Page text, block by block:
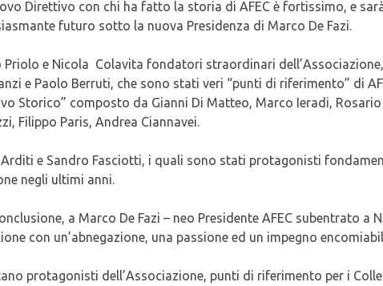
Direttivo con chi ha fatto la storia di AFEC è fortissimo, e
futuro sotto la nuova Presidenza di Marco De Fazi.
Priolo e Nicola Colavita fondatori straordinari
e Paolo Berruti, che sono stati veri “punti di riferimento” di
Storico” composto da Gianni Di Matteo, Marco Ieradi, Rosario
Filippo Paris, Andrea Ciannavei.
e Sandro Fasciotti, i quali sono stati protagonisti
negli ultimi anni.
a Marco De Fazi – neo Presidente AFEC subentrato a
con un’abnegazione, una passione ed un impegno
protagonisti dell’Associazione, punti di riferimento per i